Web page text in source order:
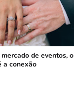
de eventos, o
a conexão